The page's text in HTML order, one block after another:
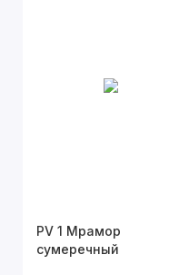
PV 1 Мрамор
сумеречный